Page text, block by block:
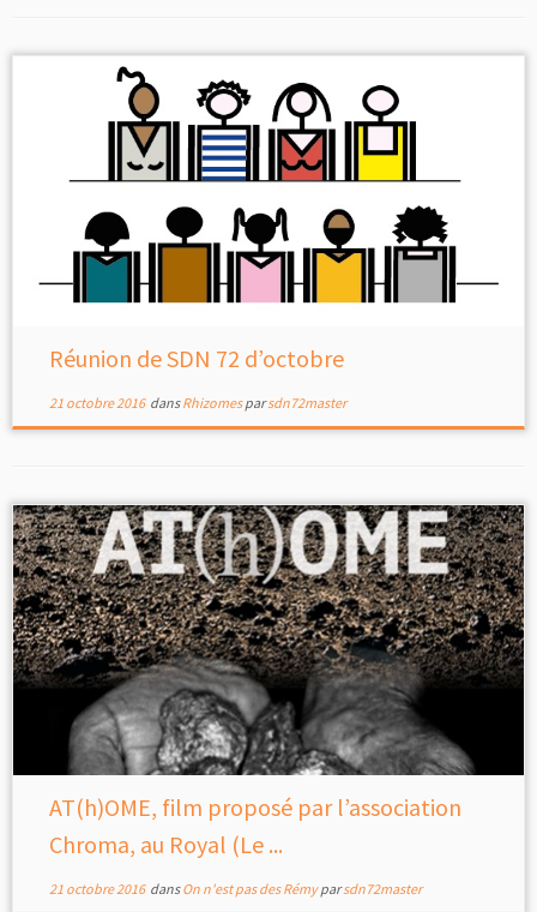
Réunion de SDN 72 d’octobre
21 octobre 2016dansRhizomesparsdn72master
AT(h)OME, film proposé par l’association
Chroma, au Royal (Le ...
21 octobre 2016dansOn n'est pas des Rémyparsdn72master